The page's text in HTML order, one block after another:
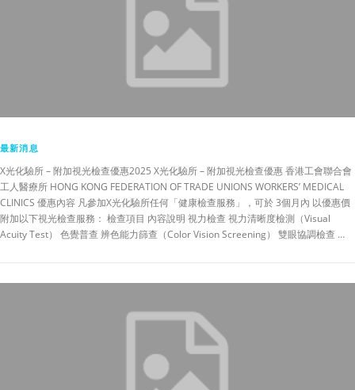
最新消息
X光化驗所 – 附加視光檢查優惠2025 X光化驗所 – 附加視光檢查優惠 香港工會聯合會
工人醫療所 HONG KONG FEDERATION OF TRADE UNIONS WORKERS’ MEDICAL
CLINICS 優惠內容 凡參加X光化驗所任何「健康檢查服務」，可於 3個月內 以優惠價
附加以下視光檢查服務： 檢查項目 內容說明 視力檢查 視力清晰度檢測（Visual
Acuity Test） 色覺普查 辨色能力篩查（Color Vision Screening） 雙眼協調檢查 …